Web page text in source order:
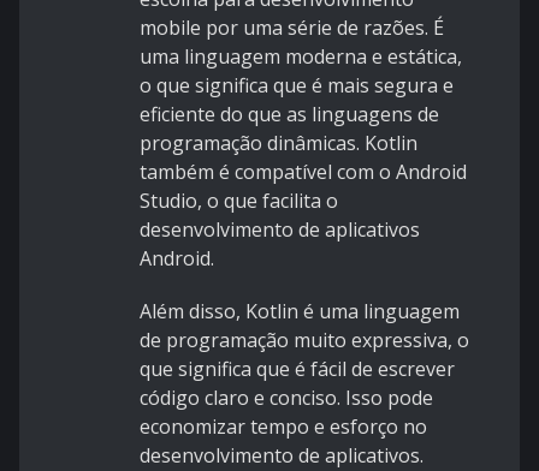
mobile por uma série de razões. É
uma linguagem moderna e estática,
o que significa que é mais segura e
eficiente do que as linguagens de
programação dinâmicas. Kotlin
também é compatível com o Android
Studio, o que facilita o
desenvolvimento de aplicativos
Android.
Além disso, Kotlin é uma linguagem
de programação muito expressiva, o
que significa que é fácil de escrever
código claro e conciso. Isso pode
economizar tempo e esforço no
desenvolvimento de aplicativos.